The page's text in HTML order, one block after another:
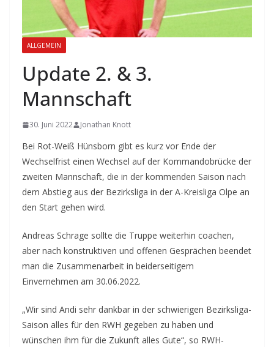
ALLGEMEIN
Update 2. & 3.
Mannschaft
30. Juni 2022 Jonathan Knott
Bei Rot-Weiß Hünsborn gibt es kurz vor Ende der
Wechselfrist einen Wechsel auf der Kommandobrücke der
zweiten Mannschaft, die in der kommenden Saison nach
dem Abstieg aus der Bezirksliga in der A-Kreisliga Olpe an
den Start gehen wird.
Andreas Schrage sollte die Truppe weiterhin coachen,
aber nach konstruktiven und offenen Gesprächen beendet
man die Zusammenarbeit in beiderseitigem
Einvernehmen am 30.06.2022.
„Wir sind Andi sehr dankbar in der schwierigen Bezirksliga-
Saison alles für den RWH gegeben zu haben und
wünschen ihm für die Zukunft alles Gute“, so RWH-